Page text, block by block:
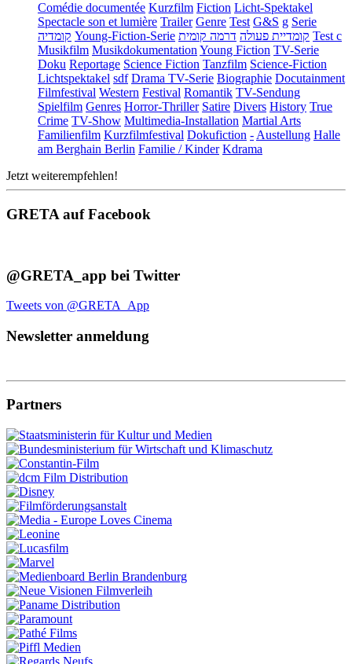
Comédie documentée Kurzfilm Fiction Licht-Spektakel
Spectacle son et lumière Trailer Genre Test G&S g Serie
קומדיה Young-Fiction-Serie קומדיית פעולה דרמה קומית
Test c
Musikfilm MusikdokumentationYoung Fiction TV-Serie
Doku Reportage Science Fiction Tanzfilm Science-Fiction
Lichtspektakel sdf Drama TV-Serie Biographie Docutainment
Filmfestival Western Festival Romantik TV-Sendung
Spielfilm Genres Horror-Thriller Satire Divers History True
Crime TV-Show Multimedia-Installation Martial Arts
Familienfilm Kurzfilmfestival Dokufiction -Austellung Halle
am Berghain Berlin Familie / Kinder Kdrama
Jetzt weiterempfehlen!
GRETA auf Facebook
@GRETA_app bei Twitter
Tweets von @GRETA_App
Newsletter anmeldung
Partners